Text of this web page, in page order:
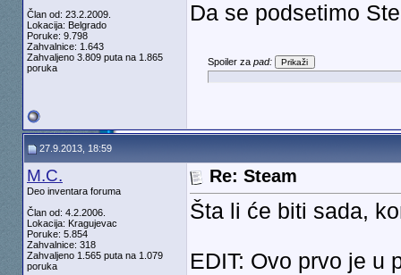
Član od: 23.2.2009.
Lokacija: Belgrado
Poruke: 9.798
Zahvalnice: 1.643
Zahvaljeno 3.809 puta na 1.865
poruka
Da se podsetimo
Spoiler za pad:
27.9.2013, 18:59
M.C.
Deo inventara foruma
Član od: 4.2.2006.
Lokacija: Kragujevac
Poruke: 5.854
Zahvalnice: 318
Zahvaljeno 1.565 puta na 1.079
poruka
Re: Steam
Šta li će biti sada,
EDIT: Ovo prvo je u